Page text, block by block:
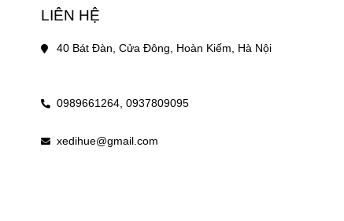
LIÊN HỆ
40 Bát Đàn, Cửa Đông, Hoàn Kiếm, Hà Nội
0989661264, 0937809095
xedihue@gmail.com